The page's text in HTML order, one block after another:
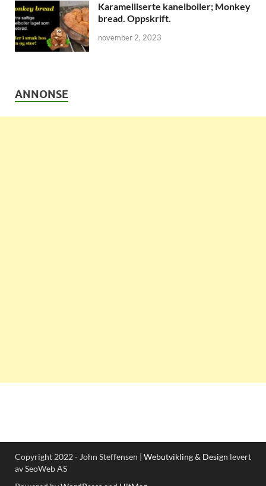
Karamelliserte kanelboller; Monkey
bread. Oppskrift.
november 2, 2023
ANNONSE
Copyright 2022 - John Steffensen | Webutvikling & Design levert
av SeoWeb AS